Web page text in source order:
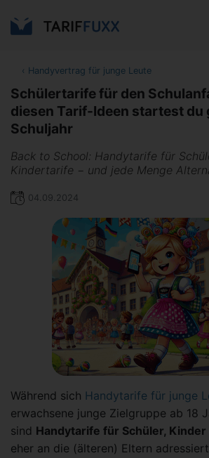
‹ Handyvertrag für junge Leute
Schülertarife für den
diesen Tarif-Ideen startest du
Schuljahr
Back to School: Handytarife für
Kindertarife − und jede Menge
04.09.2024
Während sich Handytarife für junge
erwachsene junge Zielgruppe ab 18
sind Handytarife für Schüler,
eher an die (älteren) Eltern